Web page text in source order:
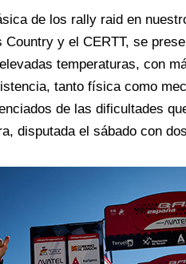
de los rally raid en
Country y el CERTT, se
temperaturas, con
tanto física como
de las dificultades
disputada el sábado con